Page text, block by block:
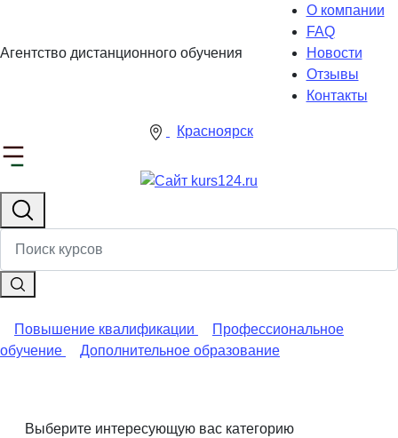
Агентство дистанционного обучения
О компании
FAQ
Новости
Отзывы
Контакты
Красноярск
Повышение квалификации
Профессиональное
обучение
Дополнительное образование
Выберите интересующую вас категорию